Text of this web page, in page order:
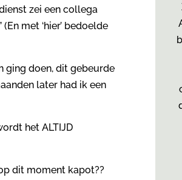
zei een collega
met ‘hier’ bedoelde
ging doen, dit gebeurde
later had ik een
het ALTIJD
dit moment kapot??